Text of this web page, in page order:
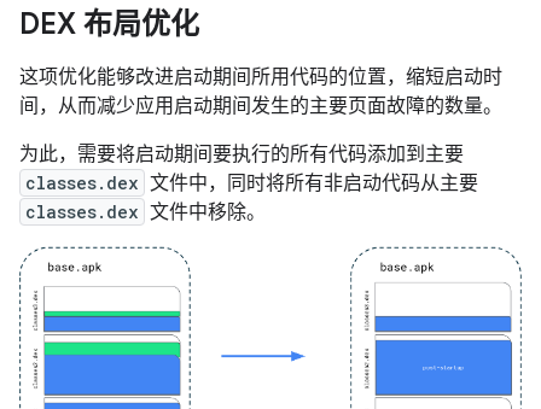
DEX 布局优化
这项优化能够改进启动期间所用代码的位置，缩短启动时
间，从而减少应用启动期间发生的主要页面故障的数量。
为此，需要将启动期间要执行的所有代码添加到主要
classes.dex 文件中，同时将所有非启动代码从主要
classes.dex 文件中移除。